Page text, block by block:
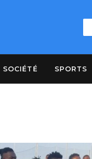
SOCIÉTÉ SPORTS